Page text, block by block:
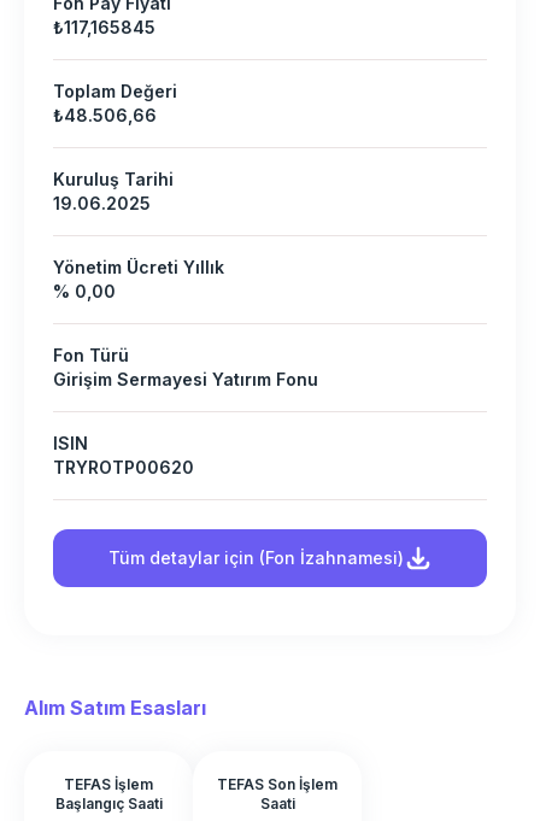
₺117,165845
Toplam Değeri
₺48.506,66
Kuruluş Tarihi
19.06.2025
Yönetim Ücreti Yıllık
% 0,00
Fon Türü
Girişim Sermayesi Yatırım Fonu
ISIN
TRYROTP00620
Tüm detaylar için (Fon İzahnamesi)
Alım Satım Esasları
TEFAS İşlem
Başlangıç Saati
TEFAS Son İşlem
Saati